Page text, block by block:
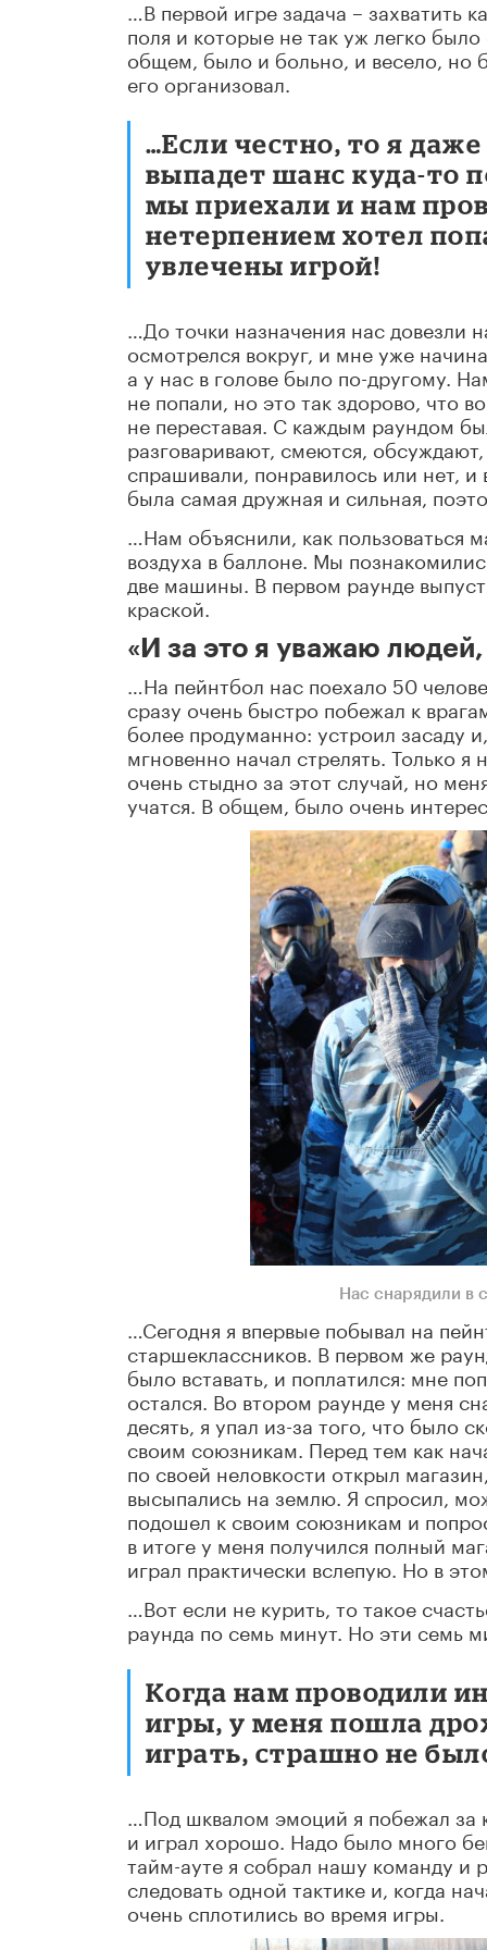
…В первой игре задача –
поля и которые не так уж легко
общем, было и больно, и весело, но
его организовал.
…Если честно, то я
выпадет шанс куда-то
мы приехали и нам
нетерпением хотел
увлечены игрой!
…До точки назначения нас
осмотрелся вокруг, и мне уже
а у нас в голове было по-другому.
не попали, но это так здорово, что
не переставая. С каждым раундом
разговаривают, смеются,
спрашивали, понравилось или нет,
была самая дружная и сильная,
…Нам объяснили, как пользоваться
воздуха в баллоне. Мы
две машины. В первом раунде
краской.
«И за это я уважаю людей,
…На пейнтбол нас поехало 50
сразу очень быстро побежал к
более продуманно: устроил засаду
мгновенно начал стрелять. Только
очень стыдно за этот случай, но
учатся. В общем, было очень
Нас снарядили в
…Сегодня я впервые побывал на
старшеклассников. В первом же
было вставать, и поплатился: мне
остался. Во втором раунде у меня
десять, я упал из-за того, что было
своим союзникам. Перед тем как
по своей неловкости открыл
высыпались на землю. Я спросил,
подошел к своим союзникам и
в итоге у меня получился полный
играл практически вслепую. Но в
…Вот если не курить, то такое
раунда по семь минут. Но эти семь
Когда нам проводили
игры, у меня пошла
играть, страшно не
…Под шквалом эмоций я побежал
и играл хорошо. Надо было много
тайм-ауте я собрал нашу команду и
следовать одной тактике и, когда
очень сплотились во время игры.